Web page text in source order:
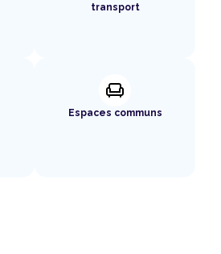
transport
chair
Espaces communs